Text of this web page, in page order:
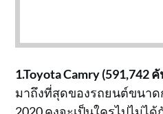
1.Toyota Camry (591,742
มาถึงที่สุดของรถยนต์ขนาด